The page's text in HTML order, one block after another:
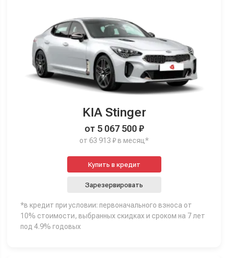
KIA Stinger
от 5 067 500 ₽
от 63 913 ₽ в месяц*
Купить в кредит
Зарезервировать
*в кредит при условии: первоначального взноса от
10% стоимости, выбранных скидках и сроком на 7 лет
под 4.9% годовых